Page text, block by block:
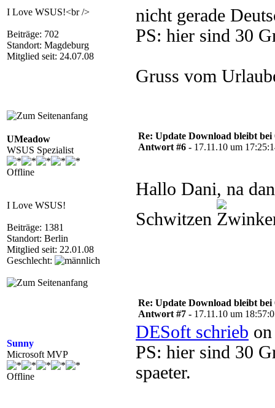
I Love WSUS!<br />
Beiträge: 702
Standort: Magdeburg
Mitglied seit: 24.07.08
nicht gerade
PS: hier sind 30
Gruss vom
UMeadow
WSUS Spezialist
Offline
I Love WSUS!
Beiträge: 1381
Standort: Berlin
Mitglied seit: 22.01.08
Geschlecht:
Re: Update Download bleibt bei
Antwort #6 - 17.11.10 um
Hallo Dani, na
Schwitzen
Sunny
Microsoft MVP
Offline
Re: Update Download bleibt bei
Antwort #7 - 17.11.10 um
DESoft schrieb
PS: hier sind 30
spaeter.